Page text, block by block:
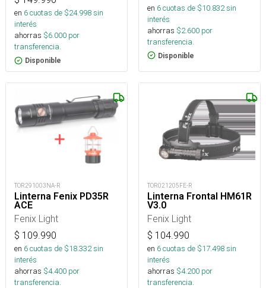
en 6cuotas de $24.998sin
interés
ahorras $6.000 por
transferencia.
Disponible
en 6cuotas de $10.832sin
interés
ahorras $2.600 por
transferencia.
Disponible
TOR291003NA-R
Linterna Fenix PD35R
ACE
Fenix Light
$ 109.990
en 6cuotas de $18.332sin
interés
ahorras $4.400 por
transferencia.
TOR021205FE-R
Linterna Frontal HM61R
V3.0
Fenix Light
$ 104.990
en 6cuotas de $17.498sin
interés
ahorras $4.200 por
transferencia.